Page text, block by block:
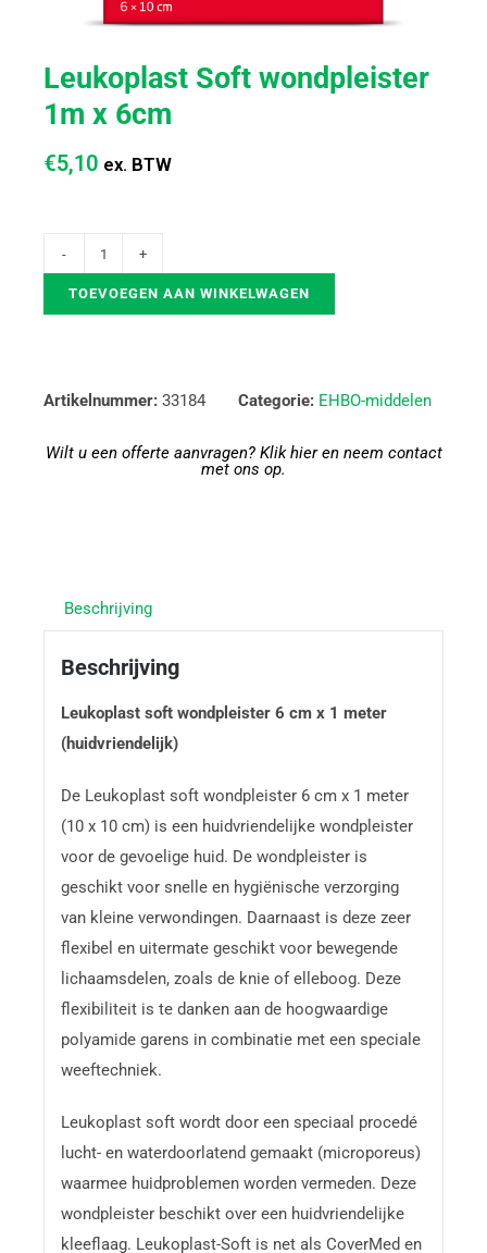
Leukoplast Soft wondpleister
1m x 6cm
€5,10 ex. BTW
TOEVOEGEN AAN WINKELWAGEN
Artikelnummer: 33184 Categorie: EHBO-middelen
Wilt u een offerte aanvragen? Klik hier en neem contact
met ons op.
Beschrijving
Beschrijving
Leukoplast soft wondpleister 6 cm x 1 meter
(huidvriendelijk)
De Leukoplast soft wondpleister 6 cm x 1 meter
(10 x 10 cm) is een huidvriendelijke wondpleister
voor de gevoelige huid. De wondpleister is
geschikt voor snelle en hygiënische verzorging
van kleine verwondingen. Daarnaast is deze zeer
flexibel en uitermate geschikt voor bewegende
lichaamsdelen, zoals de knie of elleboog. Deze
flexibiliteit is te danken aan de hoogwaardige
polyamide garens in combinatie met een speciale
weeftechniek.
Leukoplast soft wordt door een speciaal procedé
lucht- en waterdoorlatend gemaakt (microporeus)
waarmee huidproblemen worden vermeden. Deze
wondpleister beschikt over een huidvriendelijke
kleeflaag. Leukoplast-Soft is net als CoverMed en